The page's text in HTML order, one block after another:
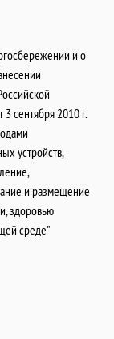
и о
сентября 2010 г.
устройств,
и размещение
здоровью
среде"